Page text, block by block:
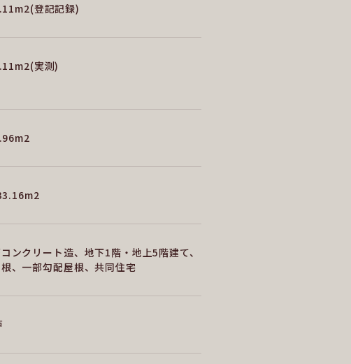
登記記録)
実測)
ンクリート造、地下1階・地上5階建て、
、一部勾配屋根、共同住宅